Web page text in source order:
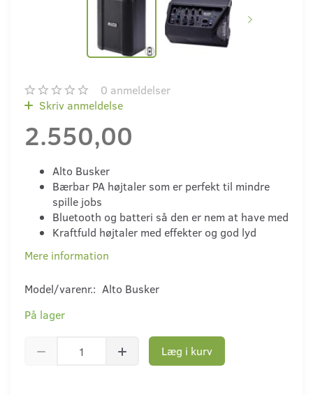
0 anmeldelser
Skriv anmeldelse
2.550,00
Alto Busker
Bærbar PA højtaler som er perfekt til mindre
spille jobs
Bluetooth og batteri så den er nem at have med
Kraftfuld højtaler med effekter og god lyd
Mere information
Model/varenr.: Alto Busker
På lager
Læg i kurv